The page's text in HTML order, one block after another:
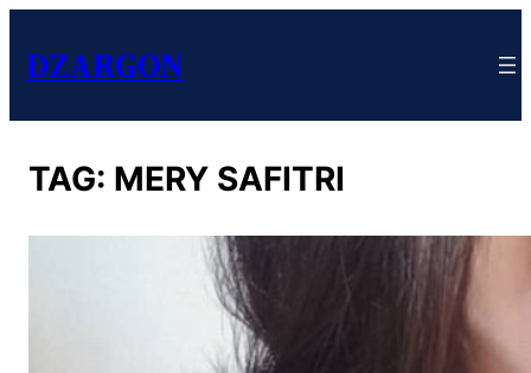
DZARGON
TAG: MERY SAFITRI